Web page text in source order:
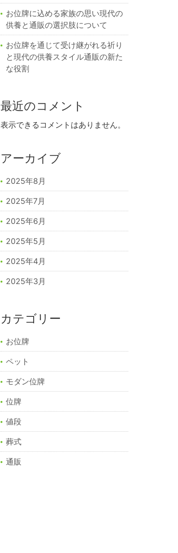
お位牌に込める家族の思い現代の
供養と通販の選択肢について
お位牌を通じて受け継がれる祈り
と現代の供養スタイル通販の新た
な役割
最近のコメント
表示できるコメントはありません。
アーカイブ
2025年8月
2025年7月
2025年6月
2025年5月
2025年4月
2025年3月
カテゴリー
お位牌
ペット
モダン位牌
位牌
値段
葬式
通販